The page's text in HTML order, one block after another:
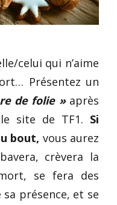
celui qui n’aime
Présentez un
de folie »après
site de TF1. Si
bout, vous aurez
crèvera la
se fera des
présence, et se